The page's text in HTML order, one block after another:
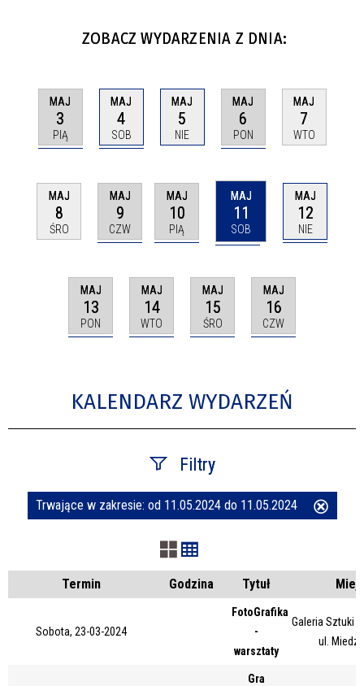
ZOBACZ WYDARZENIA Z DNIA:
MAJ
3
PIĄ
MAJ
4
SOB
MAJ
5
NIE
MAJ
6
PON
MAJ
7
WTO
MAJ
8
ŚRO
MAJ
9
CZW
MAJ
10
PIĄ
MAJ
11
SOB
MAJ
12
NIE
MAJ
13
PON
MAJ
14
WTO
MAJ
15
ŚRO
MAJ
16
CZW
KALENDARZ WYDARZEŃ
Filtry
Szukana fraza
Kategoria
Trwające w zakresie
Trwające w zakresie: od 11.05.2024 do 11.05.2024
Termin Godzina Tytuł
Sobota, 23-03-2024
FotoGrafika
-
warsztaty
Galeria Sztuki
ul.
Gra